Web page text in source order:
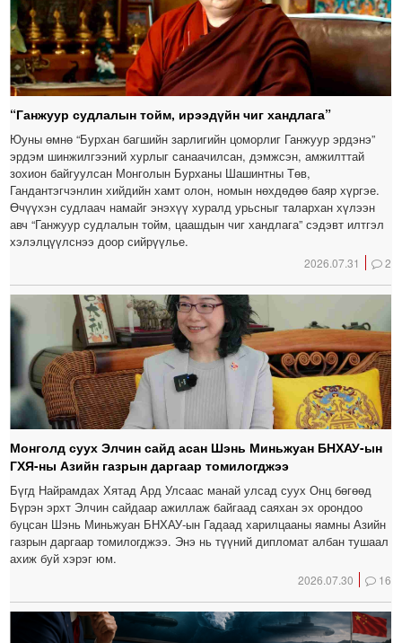
“Ганжуур судлалын тойм, ирээдүйн чиг хандлага”
Юуны өмнө “Бурхан багшийн зарлигийн цоморлиг Ганжуур эрдэнэ”
эрдэм шинжилгээний хурлыг санаачилсан, дэмжсэн, амжилттай
зохион байгуулсан Монголын Бурханы Шашинтны Төв,
Гандантэгчэнлин хийдийн хамт олон, номын нөхдөдөө баяр хүргэе.
Өчүүхэн судлаач намайг энэхүү хуралд урьсныг талархан хүлээн
авч “Ганжуур судлалын тойм, цаашдын чиг хандлага” сэдэвт илтгэл
хэлэлцүүлснээ доор сийрүүлье.
2026.07.31 2
Монголд суух Элчин сайд асан Шэнь Миньжуан БНХАУ-ын
ГХЯ-ны Азийн газрын даргаар томилогджээ
Бүгд Найрамдах Хятад Ард Улсаас манай улсад суух Онц бөгөөд
Бүрэн эрхт Элчин сайдаар ажиллаж байгаад саяхан эх орондоо
буцсан Шэнь Миньжуан БНХАУ-ын Гадаад харилцааны яамны Азийн
газрын даргаар томилогджээ. Энэ нь түүний дипломат албан тушаал
ахиж буй хэрэг юм.
2026.07.30 16